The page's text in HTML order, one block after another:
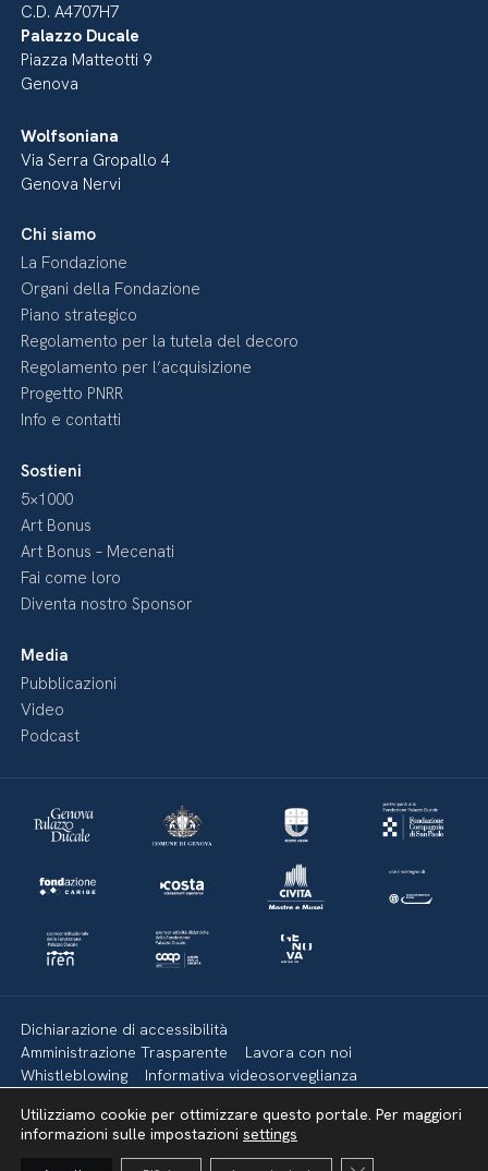
C.D. A4707H7
Palazzo Ducale
Piazza Matteotti 9
Genova
Wolfsoniana
Via Serra Gropallo 4
Genova Nervi
Chi siamo
La Fondazione
Organi della Fondazione
Piano strategico
Regolamento per la tutela del decoro
Regolamento per l’acquisizione
Progetto PNRR
Info e contatti
Sostieni
5×1000
Art Bonus
Art Bonus – Mecenati
Fai come loro
Diventa nostro Sponsor
Media
Pubblicazioni
Video
Podcast
Dichiarazione di accessibilità
Amministrazione Trasparente
Lavora con noi
Whistleblowing
Informativa videosorveglianza
Mappa del sito
Utilizziamo cookie per ottimizzare questo portale. Per maggiori
informazioni sulle impostazioni settings